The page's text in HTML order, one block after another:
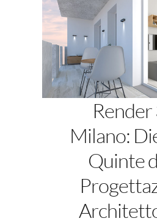
PROGETTI
LO STUDIO
Milano:
Quinte